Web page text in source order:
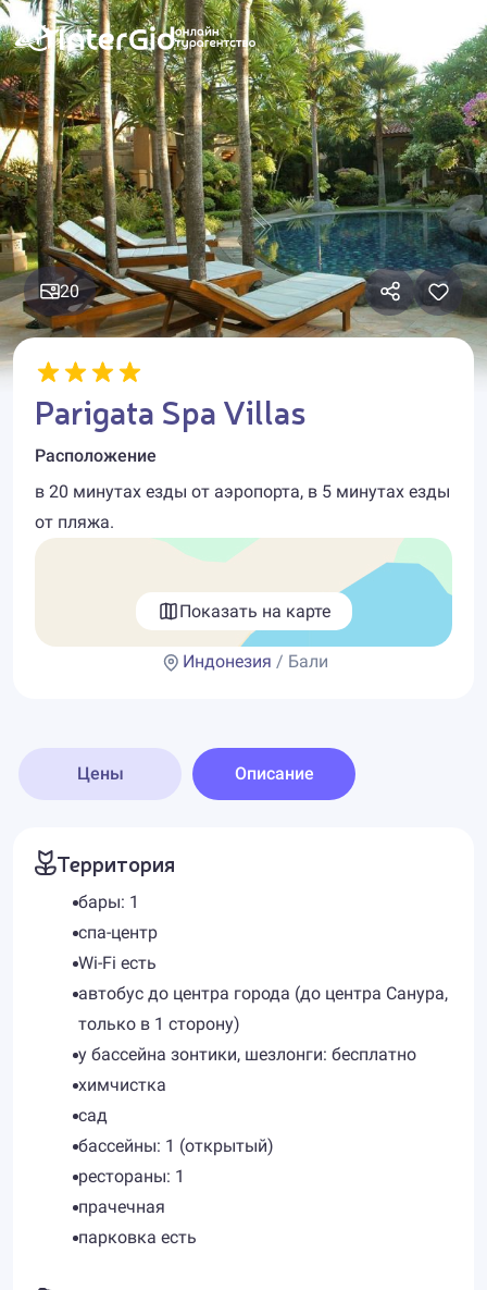
20
Parigata Spa Villas
Расположение
в 20 минутах езды от аэропорта, в 5 минутах езды
от пляжа.
Показать на карте
Индонезия / Бали
Цены Описание
Территория
бары: 1
спа-центр
Wi-Fi есть
автобус до центра города (до центра Санура,
только в 1 сторону)
у бассейна зонтики, шезлонги: бесплатно
химчистка
сад
бассейны: 1 (открытый)
рестораны: 1
прачечная
парковка есть